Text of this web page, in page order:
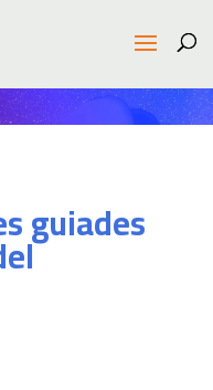
guiades